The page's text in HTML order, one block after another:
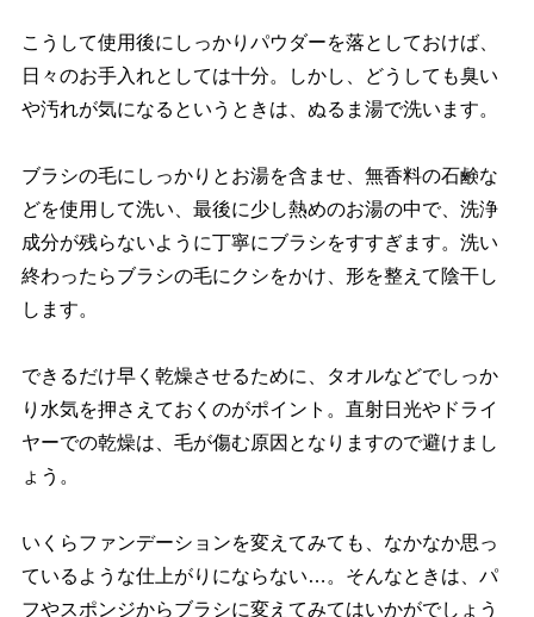
こうして使用後にしっかりパウダーを落としておけば、
日々のお手入れとしては十分。しかし、どうしても臭い
汚れが気になるというときは、ぬるま湯で洗います。
ブラシの毛にしっかりとお湯を含ませ、無香料の石鹸な
どを使用して洗い、最後に少し熱めのお湯の中で、洗浄
成分が残らないように丁寧にブラシをすすぎます。洗い
終わったらブラシの毛にクシをかけ、形を整えて陰干し
します。
できるだけ早く乾燥させるために、タオルなどでしっか
り水気を押さえておくのがポイント。直射日光やドライ
ヤーでの乾燥は、毛が傷む原因となりますので避けまし
ょう。
いくらファンデーションを変えてみても、なかなか思っ
ているような仕上がりにならない…。そんなときは、パ
フやスポンジからブラシに変えてみてはいかがでしょう